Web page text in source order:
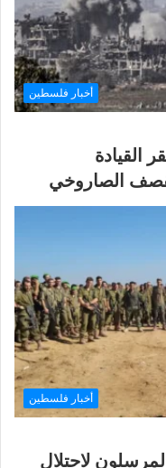
أخبار فلسطين
القيادة
الصاروخي
أخبار فلسطين
لاحتلال